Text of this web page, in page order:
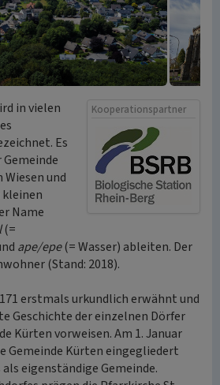
Kooperationspartner
in vielen
Es
und
Name
(=
ape/epe(= Wasser) ableiten. Der
(Stand: 2018).
erstmals urkundlich erwähnt und
Geschichte der einzelnen Dörfer
Kürten vorweisen. Am 1. Januar
Gemeinde Kürten eingegliedert
eigenständige Gemeinde.